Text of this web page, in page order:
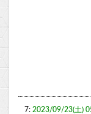
7: 2023/09/23(土)